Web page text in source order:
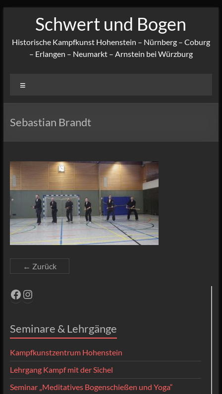
Schwert und Bogen
Historische Kampfkunst Hohenstein – Nürnberg – Coburg
– Erlangen – Neumarkt – Arnstein bei Würzburg
Sebastian Brandt
← Zurück
Facebook
Instagram
Seminare & Lehrgänge
Kampfkunstzentrum Hohenstein
Lehrgang Kampf mit der Sichel
Seminar „Meditatives Bogenschießen und Yoga“